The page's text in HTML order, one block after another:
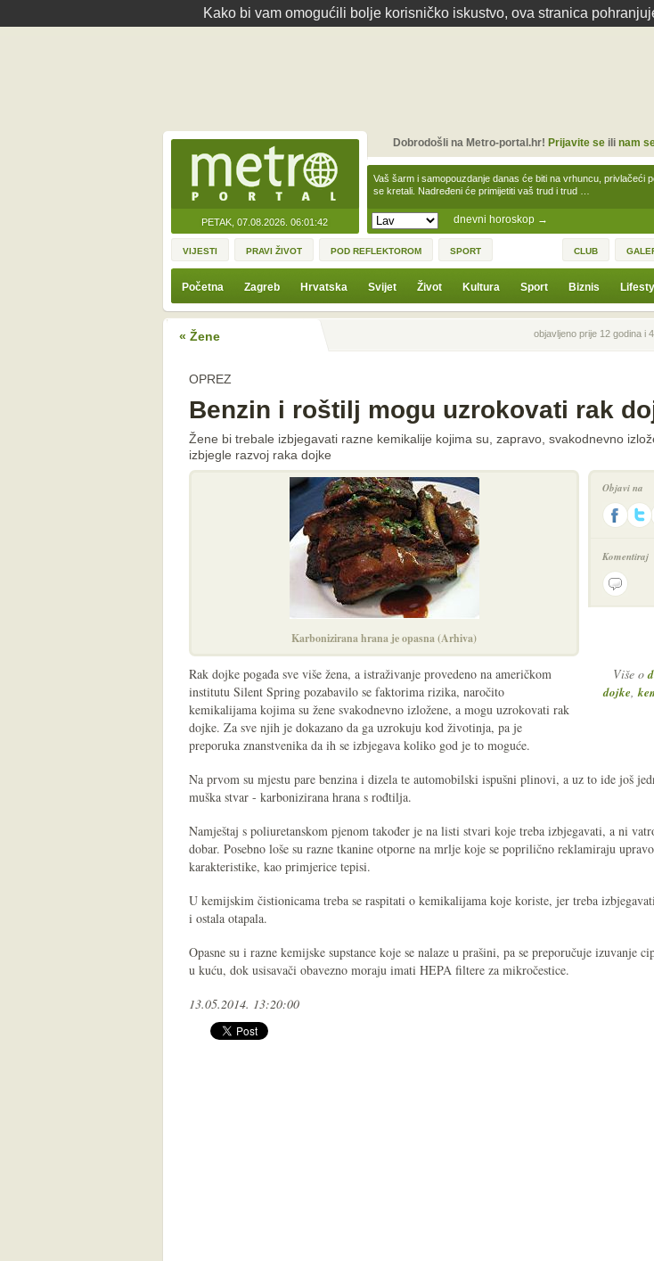
Kako bi vam omogućili bolje korisničko iskustvo, ova stranica
PETAK, 07.08.2026. 06:01:42 dnevni horoskop →
Vaš šarm i samopouzdanje danas će biti na vrhuncu, privlačeći
se kretali. Nadređeni će primijetiti vaš trud i trud …
Dobrodošli na Metro-portal.hr! Prijavite seili nam
VIJESTI PRAVI ŽIVOT POD REFLEKTOROM SPORT CLUB
Početna Zagreb Hrvatska Svijet Život Kultura Sport Biznis
« Žene Prethodna vijestobjavljeno prije 12 godina i
OPREZ
Benzin i roštilj mogu uzrokovati rak
Žene bi trebale izbjegavati razne kemikalije kojima su, zapravo, svakodnevno
izbjegle razvoj raka dojke
Karbonizirana hrana je opasna (Arhiva)
Objavi na
Komentiraj
Više o
dojke,
Rak dojke pogađa sve više žena, a istraživanje provedeno na američkom
institutu Silent Spring pozabavilo se faktorima rizika, naročito
kemikalijama kojima su žene svakodnevno izložene, a mogu uzrokovati rak
dojke. Za sve njih je dokazano da ga uzrokuju kod životinja, pa je
preporuka znanstvenika da ih se izbjegava koliko god je to moguće.
Na prvom su mjestu pare benzina i dizela te automobilski ispušni plinovi, a uz to ide još
muška stvar - karbonizirana hrana s rođtilja.
Namještaj s poliuretanskom pjenom također je na listi stvari koje treba izbjegavati, a ni
dobar. Posebno loše su razne tkanine otporne na mrlje koje se poprilično reklamiraju
karakteristike, kao primjerice tepisi.
U kemijskim čistionicama treba se raspitati o kemikalijama koje koriste, jer treba
i ostala otapala.
Opasne su i razne kemijske supstance koje se nalaze u prašini, pa se preporučuje izuvanje
u kuću, dok usisavači obavezno moraju imati HEPA filtere za mikročestice.
13.05.2014. 13:20:00